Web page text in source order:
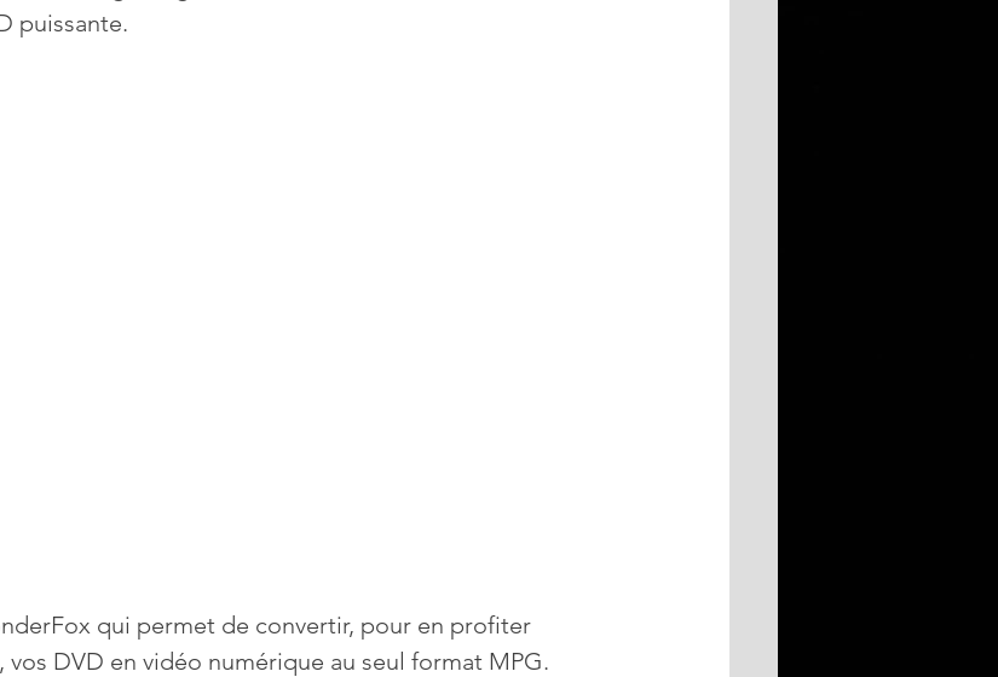
puissante.
qui permet de convertir, pour en profiter
DVD en vidéo numérique au seul format MPG.